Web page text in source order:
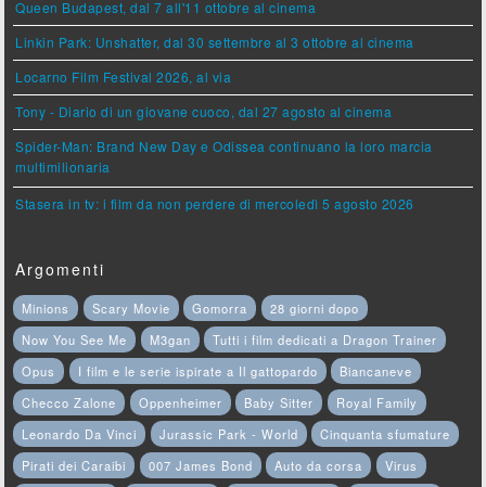
Queen Budapest, dal 7 all'11 ottobre al cinema
Linkin Park: Unshatter, dal 30 settembre al 3 ottobre al cinema
Locarno Film Festival 2026, al via
Tony - Diario di un giovane cuoco, dal 27 agosto al cinema
Spider-Man: Brand New Day e Odissea continuano la loro marcia
multimilionaria
Stasera in tv: i film da non perdere di mercoledì 5 agosto 2026
Argomenti
Minions Scary Movie Gomorra
28 giorni dopo
Now You See Me
M3gan
Tutti i film dedicati a Dragon Trainer
Opus
I film e le serie ispirate a Il gattopardo
Biancaneve
Checco Zalone
Oppenheimer Baby Sitter
Royal Family
Leonardo Da Vinci
Jurassic Park - World
Cinquanta sfumature
Pirati dei Caraibi
007 James Bond Auto da corsa
Virus